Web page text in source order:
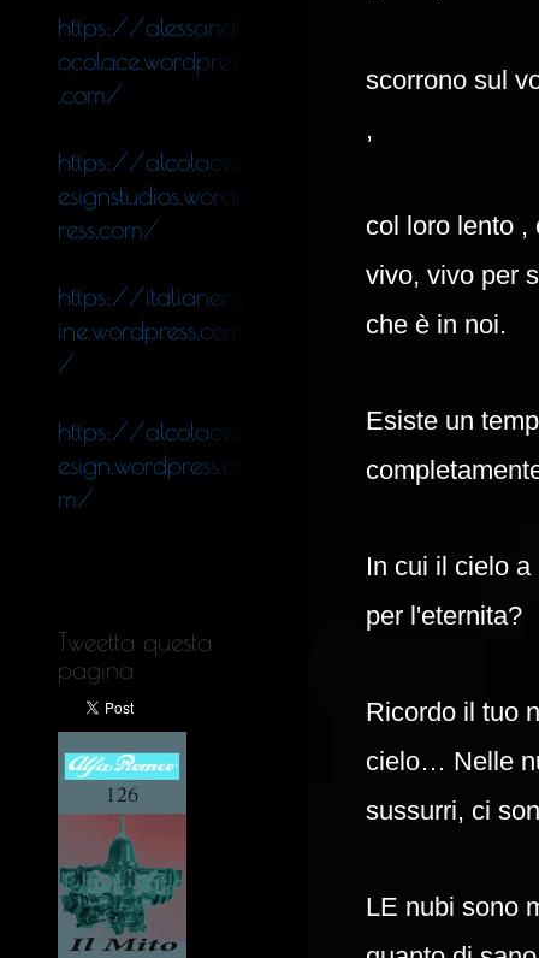
scorrono sul
,
col loro lento ,
vivo, vivo per
che è in noi.
Esiste un
In cui il cielo
per l'eternita?
Ricordo il tuo
cielo… Nelle
sussurri, ci
LE nubi sono
https://alessandr
ocolace.wordpress
.com/
https://alcolaced
esignstudios.wordp
ress.com/
https://italianeng
ine.wordpress.com
/
https://alcolaced
esign.wordpress.co
m/
Tweetta questa
pagina